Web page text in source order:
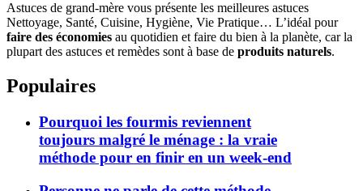
Astuces de grand-mère vous présente les meilleures astuces
Nettoyage, Santé, Cuisine, Hygiène, Vie Pratique… L’idéal pour
faire des économies au quotidien et faire du bien à la planète, car la
plupart des astuces et remèdes sont à base de produits naturels.
Populaires
Pourquoi les fourmis reviennent
toujours malgré le ménage : la vraie
méthode pour en finir en un week-end